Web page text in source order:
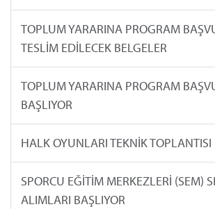
TOPLUM YARARINA PROGRAM
TESLİM EDİLECEK BELGELER
TOPLUM YARARINA PROGRAM
BAŞLIYOR
HALK OYUNLARI TEKNİK TOPLANTISI
SPORCU EĞİTİM MERKEZLERİ (SEM)
ALIMLARI BAŞLIYOR